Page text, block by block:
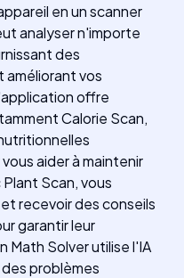
en un scanner
analyser n'importe
des
vos
offre
Calorie Scan,
aider à maintenir
Scan, vous
recevoir des conseils
garantir leur
Math Solver utilise l'IA
problèmes